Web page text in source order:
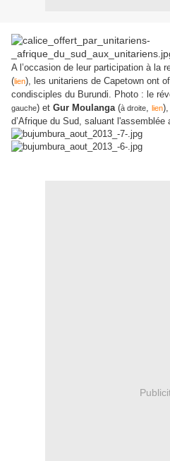
A l’occasion de leur participation à la
(lien), les unitariens de Capetown ont
condisciples du Burundi. Photo : le
gauche) et Gur Moulanga(à droite, lien
d’Afrique du Sud, saluant l'assemblée